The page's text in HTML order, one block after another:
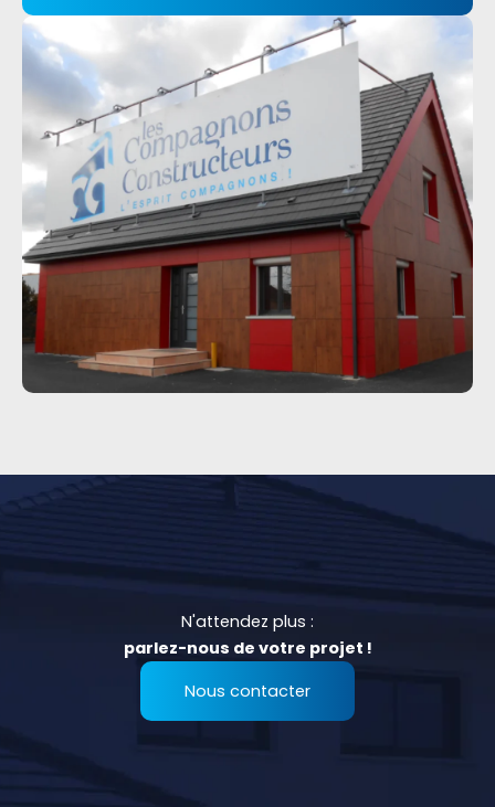
N'attendez plus :
parlez-nous de votre projet !
Nous contacter